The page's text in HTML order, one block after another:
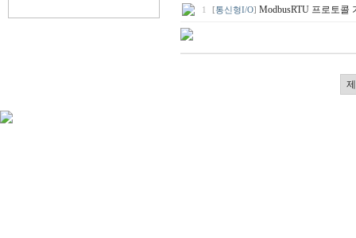
1 [통신형I/O] ModbusRTU 프로토콜